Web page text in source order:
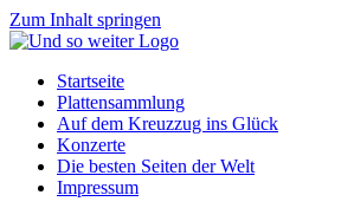
Zum Inhalt springen
Startseite
Plattensammlung
Auf dem Kreuzzug ins Glück
Konzerte
Die besten Seiten der Welt
Impressum